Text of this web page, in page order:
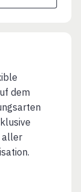
dem
aller